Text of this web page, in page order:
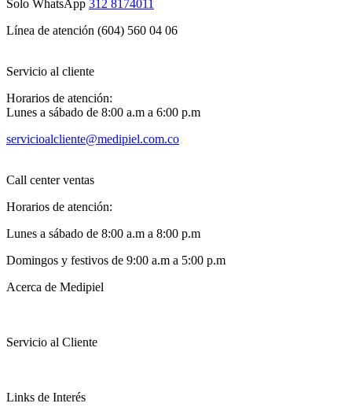
Solo WhatsApp 312 8174011
Línea de atención (604) 560 04 06
Servicio al cliente
Horarios de atención:
Lunes a sábado de 8:00 a.m a 6:00 p.m
servicioalcliente@medipiel.com.co
Call center ventas
Horarios de atención:
Lunes a sábado de 8:00 a.m a 8:00 p.m
Domingos y festivos de 9:00 a.m a 5:00 p.m
Acerca de Medipiel
Servicio al Cliente
Links de Interés